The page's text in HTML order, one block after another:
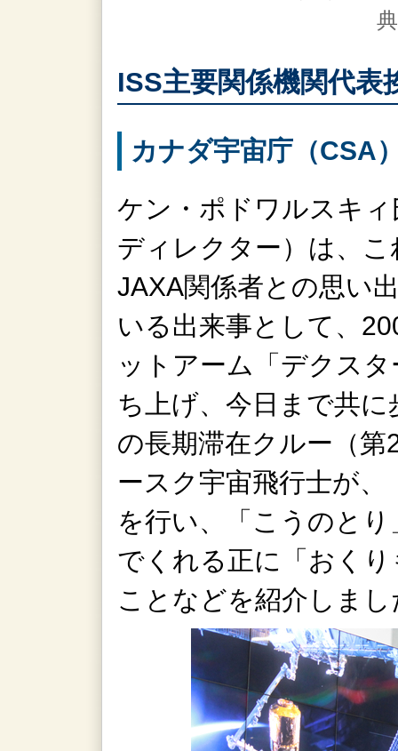
ISS主要関係機関代表
カナダ宇宙庁（CSA
ケン・ポドワルスキ
ディレクター）は、
JAXA関係者との思い
いる出来事として、
ットアーム「デクス
ち上げ、今日まで共
の長期滞在クルー（
ースク宇宙飛行士が
を行い、「こうのと
でくれる正に「おく
ことなどを紹介しまし